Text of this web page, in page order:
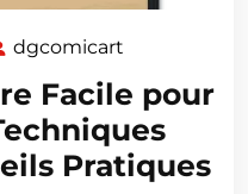
dgcomicart
Facile pour
Pratiques